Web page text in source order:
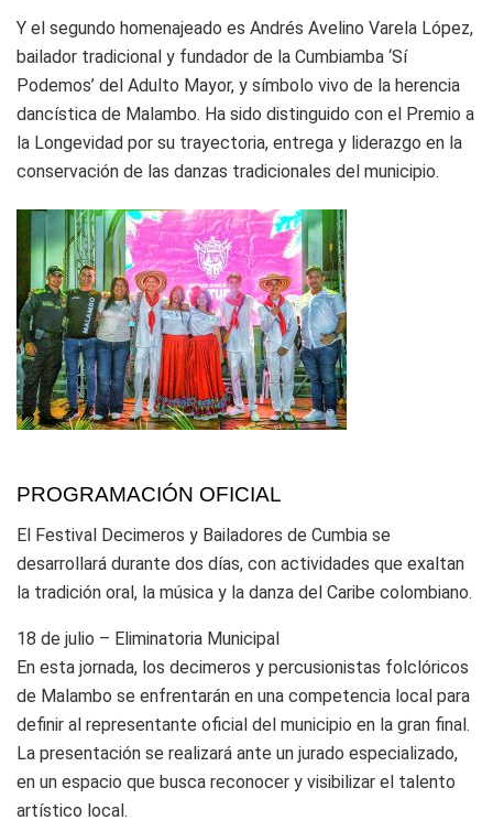
Y el segundo homenajeado es Andrés Avelino Varela López,
bailador tradicional y fundador de la Cumbiamba ‘Sí
Podemos’ del Adulto Mayor, y símbolo vivo de la herencia
dancística de Malambo. Ha sido distinguido con el Premio a
la Longevidad por su trayectoria, entrega y liderazgo en la
conservación de las danzas tradicionales del municipio.
PROGRAMACIÓN OFICIAL
El Festival Decimeros y Bailadores de Cumbia se
desarrollará durante dos días, con actividades que exaltan
la tradición oral, la música y la danza del Caribe colombiano.
18 de julio – Eliminatoria Municipal
En esta jornada, los decimeros y percusionistas folclóricos
de Malambo se enfrentarán en una competencia local para
definir al representante oficial del municipio en la gran final.
La presentación se realizará ante un jurado especializado,
en un espacio que busca reconocer y visibilizar el talento
artístico local.